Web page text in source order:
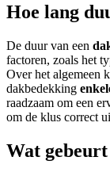
Hoe lang
De duur van een
factoren, zoals het
Over het algemeen
dakbedekking
raadzaam om een
om de klus correct
Wat